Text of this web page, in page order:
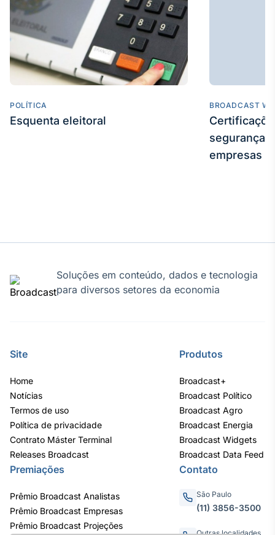
POLÍTICA
Esquenta eleitoral
BROADCAST
segurança
empresas
Soluções em conteúdo, dados e tecnologia
para diversos setores da economia
Site
Home
Notícias
Termos de uso
Política de privacidade
Contrato Máster Terminal
Releases Broadcast
Produtos
Broadcast+
Broadcast Político
Broadcast Agro
Broadcast Energia
Broadcast Widgets
Broadcast Data Feed
Premiações
Prêmio Broadcast Analistas
Prêmio Broadcast Empresas
Prêmio Broadcast Projeções
Contato
São Paulo
(11) 3856-3500
Outras localidades